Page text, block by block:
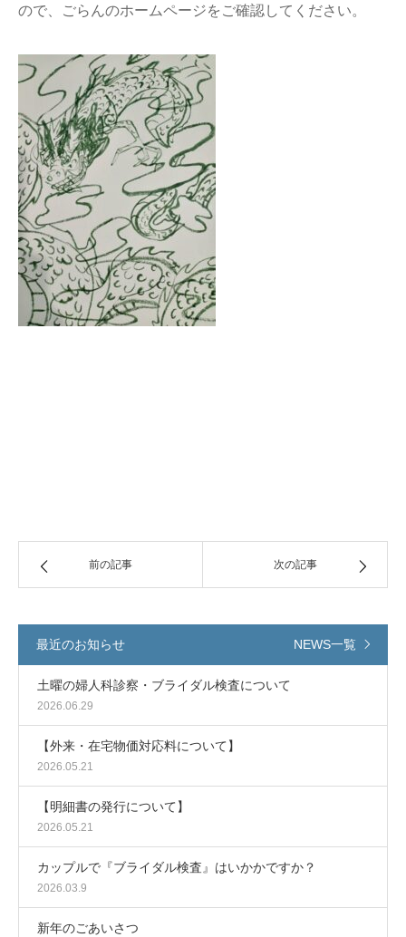
ので、ごらんのホームページをご確認してください。
前の記事 次の記事
最近のお知らせ NEWS一覧
土曜の婦人科診察・ブライダル検査について
2026.06.29
【外来・在宅物価対応料について】
2026.05.21
【明細書の発行について】
2026.05.21
カップルで『ブライダル検査』はいかかですか？
2026.03.9
新年のごあいさつ